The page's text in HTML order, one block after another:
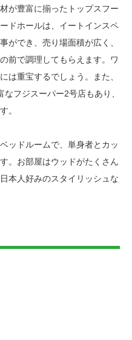
が豊富に揃ったトップスフー
ドホールは、イートインスペ
ができ、売り場面積が広く、
前で調理してもらえます。ワ
は重宝するでしょう。また、
フジスーパー2号店もあり、
。
ッドルームで、単身者とカッ
。お部屋はウッドがたくさん
本人好みのスタイリッシュな